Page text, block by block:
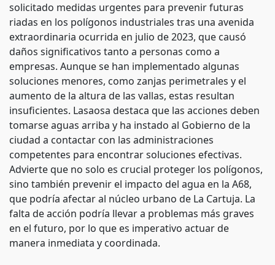
solicitado medidas urgentes para prevenir futuras
riadas en los polígonos industriales tras una avenida
extraordinaria ocurrida en julio de 2023, que causó
daños significativos tanto a personas como a
empresas. Aunque se han implementado algunas
soluciones menores, como zanjas perimetrales y el
aumento de la altura de las vallas, estas resultan
insuficientes. Lasaosa destaca que las acciones deben
tomarse aguas arriba y ha instado al Gobierno de la
ciudad a contactar con las administraciones
competentes para encontrar soluciones efectivas.
Advierte que no solo es crucial proteger los polígonos,
sino también prevenir el impacto del agua en la A68,
que podría afectar al núcleo urbano de La Cartuja. La
falta de acción podría llevar a problemas más graves
en el futuro, por lo que es imperativo actuar de
manera inmediata y coordinada.